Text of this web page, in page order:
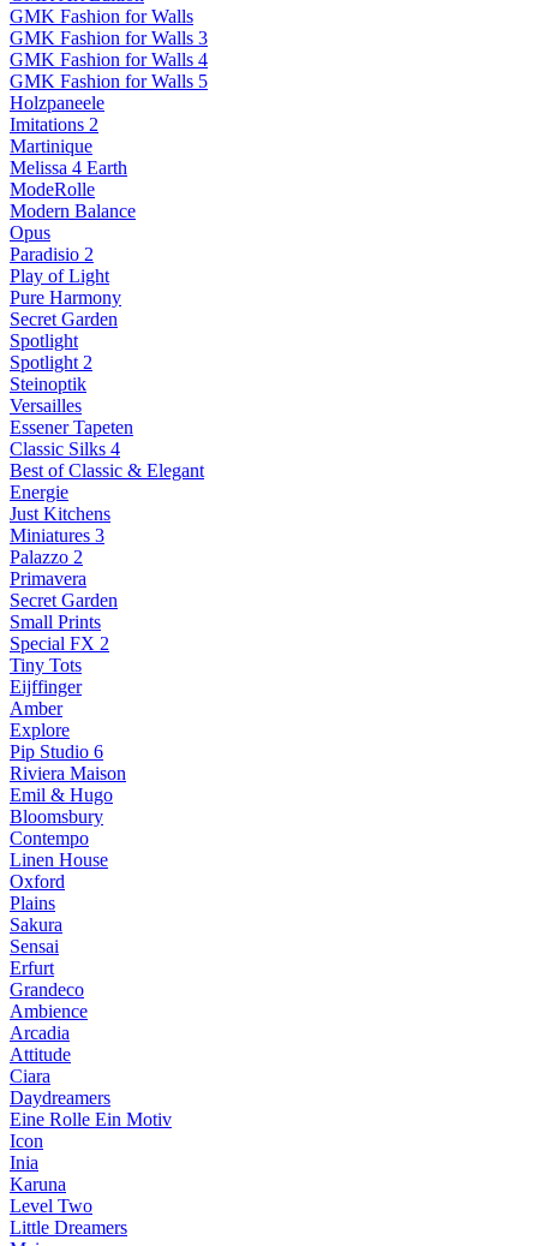
GMK Fashion for Walls
GMK Fashion for Walls 3
GMK Fashion for Walls 4
GMK Fashion for Walls 5
Holzpaneele
Imitations 2
Martinique
Melissa 4 Earth
ModeRolle
Modern Balance
Opus
Paradisio 2
Play of Light
Pure Harmony
Secret Garden
Spotlight
Spotlight 2
Steinoptik
Versailles
Essener Tapeten
Classic Silks 4
Best of Classic & Elegant
Energie
Just Kitchens
Miniatures 3
Palazzo 2
Primavera
Secret Garden
Small Prints
Special FX 2
Tiny Tots
Eijffinger
Amber
Explore
Pip Studio 6
Riviera Maison
Emil & Hugo
Bloomsbury
Contempo
Linen House
Oxford
Plains
Sakura
Sensai
Erfurt
Grandeco
Ambience
Arcadia
Attitude
Ciara
Daydreamers
Eine Rolle Ein Motiv
Icon
Inia
Karuna
Level Two
Little Dreamers